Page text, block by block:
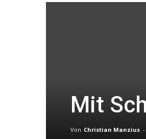
Mit
Von Christian Manzius -